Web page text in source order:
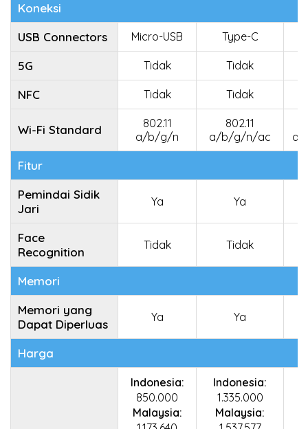
Koneksi
USB Connectors
Micro-USB Type-C
5G Tidak Tidak
NFC Tidak Tidak
Wi-Fi Standard
802.11
a/b/g/n
802.11
a/b/g/n/ac
a/
Fitur
Pemindai Sidik
Jari
Ya Ya
Face
Recognition
Tidak Tidak
Memori
Memori yang
Dapat Diperluas
Ya Ya
Harga
Indonesia:
850.000
Malaysia:
Indonesia:
1.335.000
Malaysia: